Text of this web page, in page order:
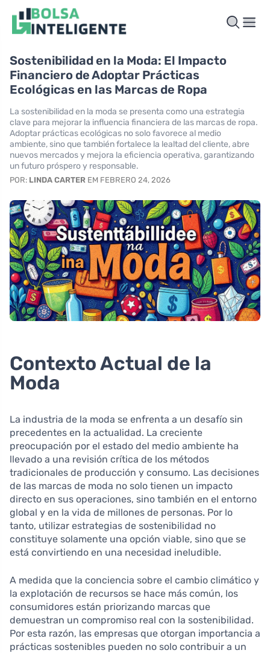
Sostenibilidad en la Moda: El Impacto
Financiero de Adoptar Prácticas
Ecológicas en las Marcas de Ropa
La sostenibilidad en la moda se presenta como una estrategia
clave para mejorar la influencia financiera de las marcas de ropa.
Adoptar prácticas ecológicas no solo favorece al medio
ambiente, sino que también fortalece la lealtad del cliente, abre
nuevos mercados y mejora la eficiencia operativa, garantizando
un futuro próspero y responsable.
POR: LINDA CARTER EM FEBRERO 24, 2026
Contexto Actual de la
Moda
La industria de la moda se enfrenta a un desafío sin
precedentes en la actualidad. La creciente
preocupación por el estado del medio ambiente ha
llevado a una revisión crítica de los métodos
tradicionales de producción y consumo. Las decisiones
de las marcas de moda no solo tienen un impacto
directo en sus operaciones, sino también en el entorno
global y en la vida de millones de personas. Por lo
tanto, utilizar estrategias de sostenibilidad no
constituye solamente una opción viable, sino que se
está convirtiendo en una necesidad ineludible.
A medida que la conciencia sobre el cambio climático y
la explotación de recursos se hace más común, los
consumidores están priorizando marcas que
demuestran un compromiso real con la sostenibilidad.
Por esta razón, las empresas que otorgan importancia a
prácticas sostenibles pueden no solo contribuir a un